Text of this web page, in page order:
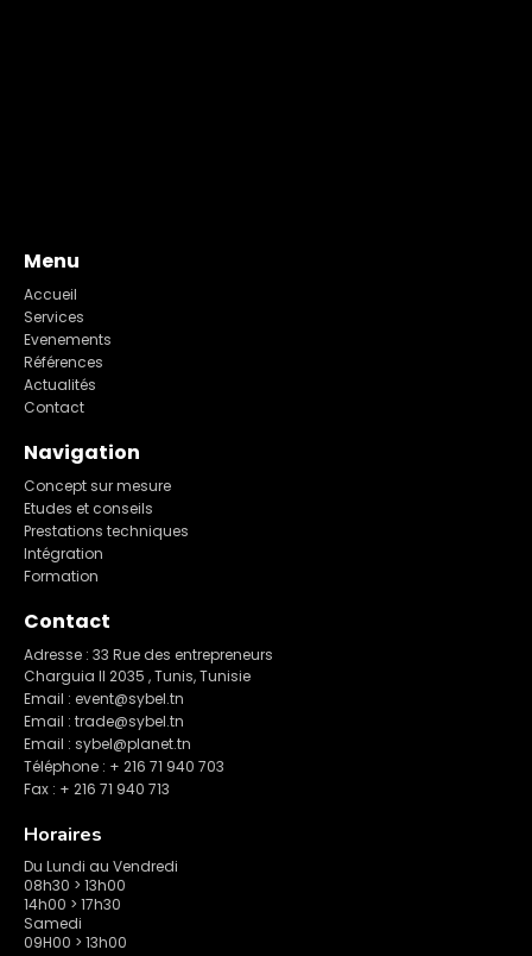
Menu
Accueil
Services
Evenements
Références
Actualités
Contact
Navigation
Concept sur mesure
Etudes et conseils
Prestations techniques
Intégration
Formation
Contact
Adresse : 33 Rue des entrepreneurs
Charguia II 2035 , Tunis, Tunisie
Email : event@sybel.tn
Email : trade@sybel.tn
Email : sybel@planet.tn
Téléphone : + 216 71 940 703
Fax : + 216 71 940 713
Horaires
Du Lundi au Vendredi
08h30 > 13h00
14h00 > 17h30
Samedi
09H00 > 13h00